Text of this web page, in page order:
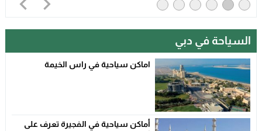
السياحة في دبي
اماكن سياحية في راس الخيمة
أماكن سياحية في الفجيرة تعرف على